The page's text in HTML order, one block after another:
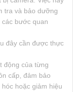
tra và bảo dưỡng
bước quan
đây cần được thực
động của từng
cấp, đảm bảo
hoặc giảm hiệu